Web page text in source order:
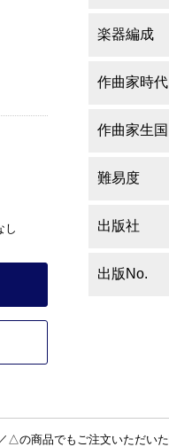
し
楽器編成
作曲家時代
作曲家生国
難易度
出版社
出版No.
の商品でもご注文いただい